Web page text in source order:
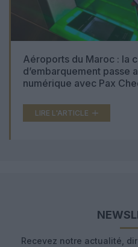
Aéroports du Maroc : la
d’embarquement passe
numérique avec Pax
LIRE L'ARTICLE
Recevez notre actualité,